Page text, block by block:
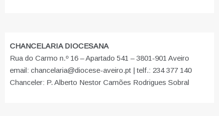
CHANCELARIA DIOCESANA
Rua do Carmo n.º 16 – Apartado 541 – 3801-901 Aveiro
email: chancelaria@diocese-aveiro.pt | telf.: 234 377 140
Chanceler: P. Alberto Nestor Camões Rodrigues Sobral